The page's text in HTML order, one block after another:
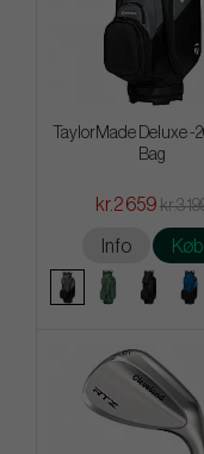
TaylorMade Deluxe -
Bag
kr.2 659 kr.3
Info Køb